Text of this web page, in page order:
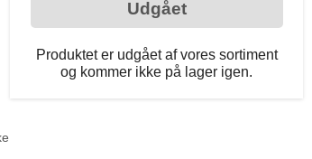
Udgået
Produktet er udgået af vores sortiment
og kommer ikke på lager igen.